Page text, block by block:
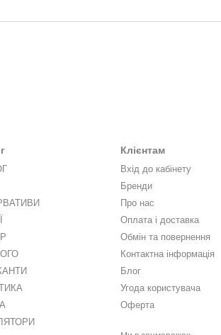
Клієнтам
Вхід до кабінету
Бренди
Про нас
Оплата і доставка
Обмін та повернення
Контактна інформація
Блог
Угода користувача
Оферта